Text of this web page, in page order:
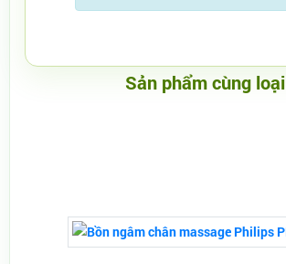
Sản phẩm cùng loại